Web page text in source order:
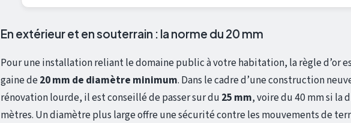
En extérieur et en souterrain : la norme du 20 mm
Pour une installation reliant le domaine public à votre habitation, la règle d’or
gaine de20 mm de diamètre minimum. Dans le cadre d’une construction
rénovation lourde, il est conseillé de passer sur du 25 mm, voire du 40 mm si la
mètres. Un diamètre plus large offre une sécurité contre les mouvements de